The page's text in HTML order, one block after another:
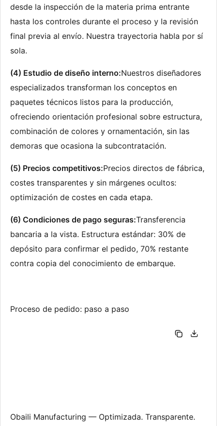
desde la inspección de la materia prima entrante
hasta los controles durante el proceso y la revisión
final previa al envío. Nuestra trayectoria habla por sí
sola.
(4) Estudio de diseño interno:Nuestros diseñadores
especializados transforman los conceptos en
paquetes técnicos listos para la producción,
ofreciendo orientación profesional sobre estructura,
combinación de colores y ornamentación, sin las
demoras que ocasiona la subcontratación.
(5) Precios competitivos:Precios directos de fábrica,
costes transparentes y sin márgenes ocultos:
optimización de costes en cada etapa.
(6) Condiciones de pago seguras:Transferencia
bancaria a la vista. Estructura estándar: 30% de
depósito para confirmar el pedido, 70% restante
contra copia del conocimiento de embarque.
Proceso de pedido: paso a paso
Obaili Manufacturing — Optimizada. Transparente.